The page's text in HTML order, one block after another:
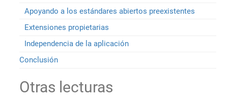
Apoyando a los estándares abiertos preexistentes
Extensiones propietarias
Independencia de la aplicación
Conclusión
Otras lecturas